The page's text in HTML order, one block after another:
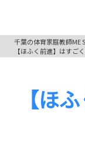
千葉の体育家庭教師ME
【ほふく前進】はすご
【ほ